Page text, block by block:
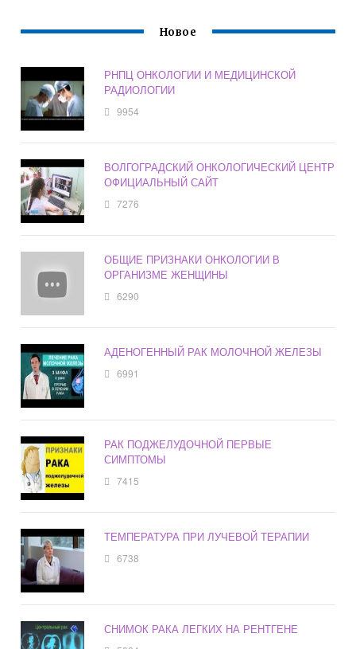
Новое
РНПЦ ОНКОЛОГИИ И МЕДИЦИНСКОЙ
РАДИОЛОГИИ
9954
ВОЛГОГРАДСКИЙ ОНКОЛОГИЧЕСКИЙ ЦЕНТР
ОФИЦИАЛЬНЫЙ САЙТ
7276
ОБЩИЕ ПРИЗНАКИ ОНКОЛОГИИ В
ОРГАНИЗМЕ ЖЕНЩИНЫ
6290
АДЕНОГЕННЫЙ РАК МОЛОЧНОЙ ЖЕЛЕЗЫ
6991
РАК ПОДЖЕЛУДОЧНОЙ ПЕРВЫЕ
СИМПТОМЫ
7415
ТЕМПЕРАТУРА ПРИ ЛУЧЕВОЙ ТЕРАПИИ
6738
СНИМОК РАКА ЛЕГКИХ НА РЕНТГЕНЕ